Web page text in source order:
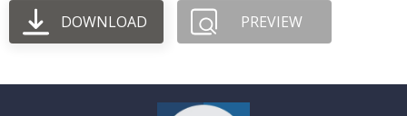
DOWNLOAD PREVIEW